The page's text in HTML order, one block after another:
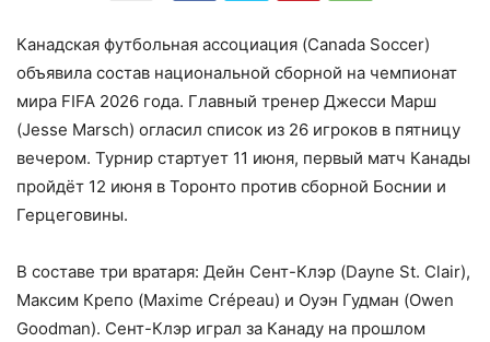
Канадская футбольная ассоциация (Canada Soccer)
объявила состав национальной сборной на чемпионат
мира FIFA 2026 года. Главный тренер Джесси Марш
(Jesse Marsch) огласил список из 26 игроков в пятницу
вечером. Турнир стартует 11 июня, первый матч Канады
пройдёт 12 июня в Торонто против сборной Боснии и
Герцеговины.
В составе три вратаря: Дейн Сент-Клэр (Dayne St. Clair),
Максим Крепо (Maxime Crépeau) и Оуэн Гудман (Owen
Goodman). Сент-Клэр играл за Канаду на прошлом